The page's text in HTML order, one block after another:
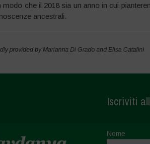
modo che il 2018 sia un anno in cui
ancestrali.
provided by Marianna Di Grado and Elisa Catalini
Iscriviti
Nome